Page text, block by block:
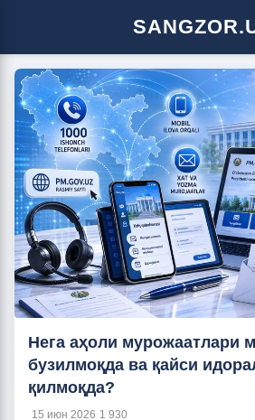
Нега аҳоли мурожаатлари
бузилмоқда ва қайси
қилмоқда?
15 июн 2026 1 930